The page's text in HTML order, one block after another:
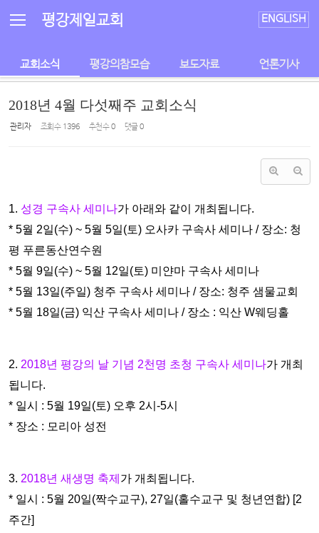
평강제일교회 ENGLISH
교회소식 평강의참모습 보도자료 언론기사
2018년 4월 다섯째주 교회소식
관리자 조회 수 1396 추천 수0 댓글0
1. 성경 구속사 세미나가 아래와 같이 개최됩니다.
* 5월 2일(수) ~ 5월 5일(토) 오사카 구속사 세미나 / 장소: 청
평 푸른동산연수원
* 5월 9일(수) ~ 5월 12일(토) 미얀마 구속사 세미나
* 5월 13일(주일) 청주 구속사 세미나 / 장소: 청주 샘물교회
* 5월 18일(금) 익산 구속사 세미나 / 장소 : 익산 W웨딩홀
2. 2018년 평강의 날 기념 2천명 초청 구속사 세미나가 개최
됩니 다.
* 일시 : 5월 19일(토) 오후 2시-5시
* 장소 : 모리아 성전
3. 2018년 새생명 축제 가 개최됩니다.
* 일시 : 5월 20일(짝수교구), 27일(홀수교구 및 청년연합) [2
주간]